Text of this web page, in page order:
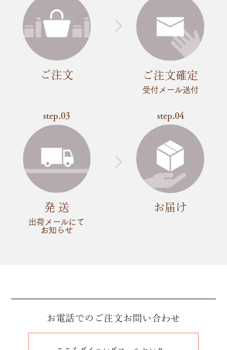
ご注文 ご注文確定
受付メール送付
step.03
発 送
出荷メールにて
お知らせ
step.04
お届け
お電話でのご注文お問い合わせ